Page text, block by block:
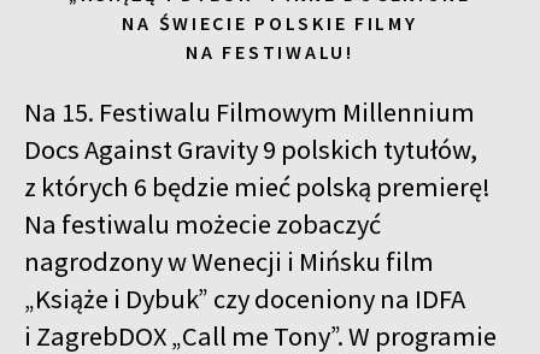
NA ŚWIECIE POLSKIE FILMY
NA FESTIWALU!
Na 15. Festiwalu Filmowym Millennium
Docs Against Gravity 9 polskich tytułów,
z których 6 będzie mieć polską premierę!
Na festiwalu możecie zobaczyć
nagrodzony w Wenecji i Mińsku film
„Książe i Dybuk” czy doceniony na IDFA
i ZagrebDOX „Call me Tony”. W programie